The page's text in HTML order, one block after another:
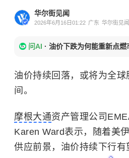
华尔街见闻
2026年6月16日01:22 广东 华尔街见
问AI · 油价下跌为何能重新点燃
油价持续回落，或将为全
间。
摩根大通资产管理公司
Karen Ward表示，随着美
供应前景，油价持续下行